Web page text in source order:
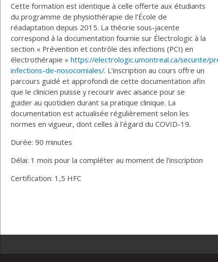
Cette formation est identique à celle offerte aux étudiants
du programme de physiothérapie de l’École de
réadaptation depuis 2015. La théorie sous-jacente
correspond à la documentation fournie sur Électrologic à la
section « Prévention et contrôle des infections (PCI) en
électrothérapie »https://electrologic.umontreal.ca/securite/
infections-de-nosocomiales/. L’inscription au cours offre un
parcours guidé et approfondi de cette documentation afin
que le clinicien puisse y recourir avec aisance pour se
guider au quotidien durant sa pratique clinique. La
documentation est actualisée régulièrement selon les
normes en vigueur, dont celles à l’égard du COVID-19.
Durée: 90 minutes
Délai: 1 mois pour la compléter au moment de l’inscription
Certification: 1,5 HFC